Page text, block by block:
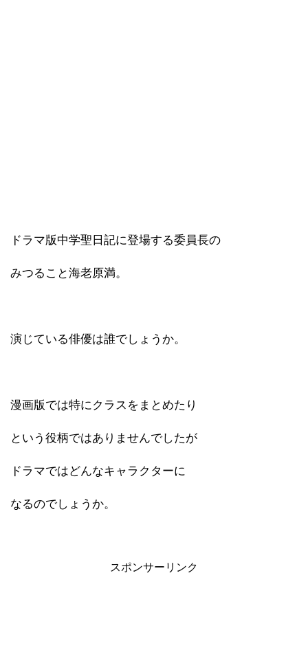
ドラマ版中学聖日記に登場する委員長の
みつること海老原満。
演じている俳優は誰でしょうか。
漫画版では特にクラスをまとめたり
という役柄ではありませんでしたが
ドラマではどんなキャラクターに
なるのでしょうか。
スポンサーリンク